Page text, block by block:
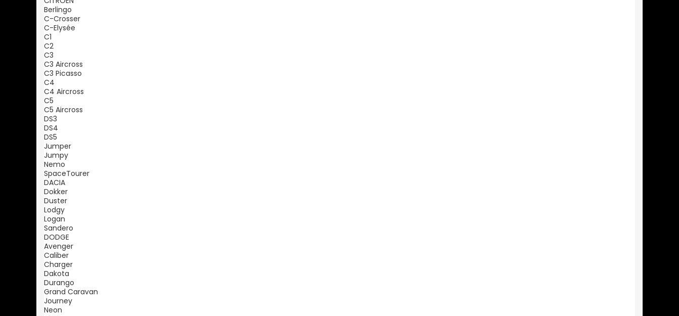
Berlingo
C-Crosser
C-Elysée
C1
C2
C3
C3 Aircross
C3 Picasso
C4
C4 Aircross
C5
C5 Aircross
DS3
DS4
DS5
Jumper
Jumpy
Nemo
SpaceTourer
DACIA
Dokker
Duster
Lodgy
Logan
Sandero
DODGE
Avenger
Caliber
Charger
Dakota
Durango
Grand Caravan
Journey
Neon